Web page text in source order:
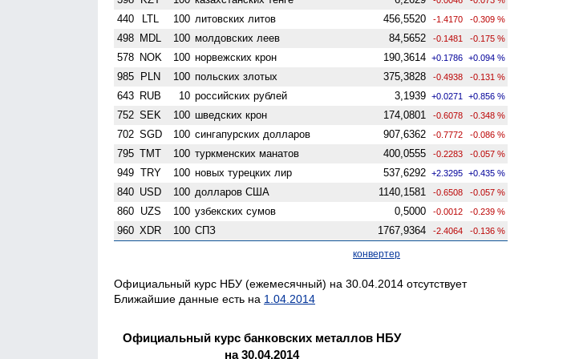
440 LTL 100 литовских литов 456,5520 -1.4170 -0.309 %
498 MDL 100 молдовских леев 84,5652 -0.1481 -0.175 %
578 NOK 100 норвежских крон 190,3614 +0.1786 +0.094 %
985 PLN 100 польских злотых 375,3828 -0.4938 -0.131 %
643 RUB 10 российских рублей 3,1939 +0.0271 +0.856 %
752 SEK 100 шведских крон 174,0801 -0.6078 -0.348 %
702 SGD 100 сингапурских долларов 907,6362 -0.7772 -0.086 %
795 TMT 100 туркменских манатов 400,0555 -0.2283 -0.057 %
949 TRY 100 новых турецких лир 537,6292 +2.3295 +0.435 %
840 USD 100 долларов США 1140,1581 -0.6508 -0.057 %
860 UZS 100 узбекских сумов 0,5000 -0.0012 -0.239 %
960 XDR 100 СПЗ 1767,9364 -2.4064 -0.136 %
конвертер
Официальный курс НБУ (ежемесячный) на 30.04.2014 отсутствует
Ближайшие данные есть на 1.04.2014
Официальный курс банковских металлов НБУ
на 30.04.2014